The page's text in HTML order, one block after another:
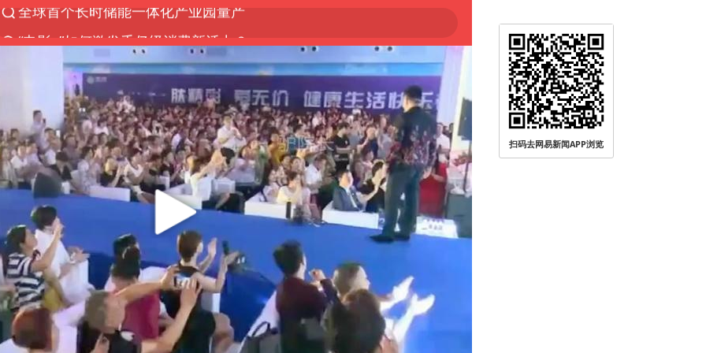
“电影+”如何激发千亿级消费新活力？
台风白海豚已进入24小时警戒线
上海：台风白海豚或将带来龙卷风
38岁演员求职万岁山NPC成功
国乒男单横滨冠军赛全军覆没
四川宜宾高县4.9级地震致1死
秋天的第一杯奶茶到底有多火
中巨芯：上半年归母净利润1405.77万元
东航：国内客票提前14天免费退改
日本试射“战斧”导弹，国防部回应
U17国足三连胜晋级明日之星半决赛
扫码去网易新闻APP浏览